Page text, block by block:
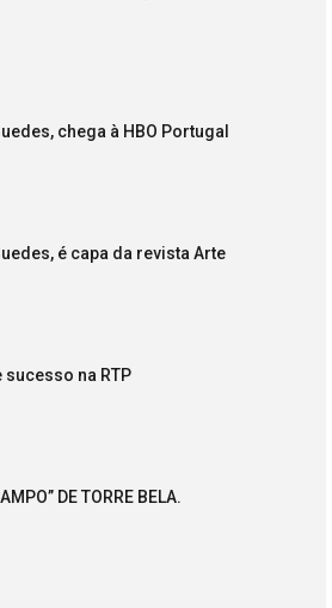
chega à HBO Portugal
é capa da revista Arte
sucesso na RTP
DE TORRE BELA.